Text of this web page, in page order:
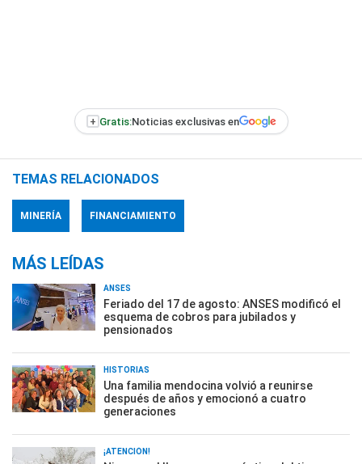
+ Gratis:Noticias exclusivas en
TEMAS RELACIONADOS
MINERÍA FINANCIAMIENTO
MÁS LEÍDAS
ANSES
Feriado del 17 de agosto: ANSES modificó el
esquema de cobros para jubilados y
pensionados
HISTORIAS
Una familia mendocina volvió a reunirse
después de años y emocionó a cuatro
generaciones
¡ATENCIÓN!